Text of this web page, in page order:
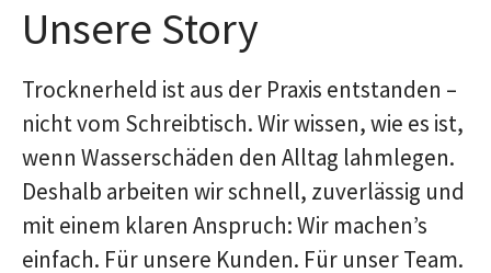
Unsere Story
Trocknerheld ist aus der Praxis entstanden –
nicht vom Schreibtisch. Wir wissen, wie es ist,
wenn Wasserschäden den Alltag lahmlegen.
Deshalb arbeiten wir schnell, zuverlässig und
mit einem klaren Anspruch: Wir machen’s
einfach. Für unsere Kunden. Für unser Team.